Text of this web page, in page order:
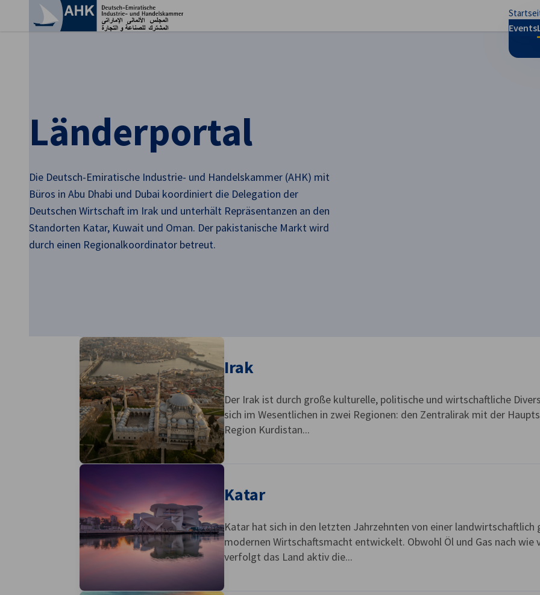
Events
German
Länderportal
Die Deutsch-Emiratische Industrie- und Handelskammer (AHK) mit
Büros in Abu Dhabi und Dubai koordiniert die Delegation der
Deutschen Wirtschaft im Irak und unterhält Repräsentanzen an den
Standorten Katar, Kuwait und Oman. Der pakistanische Markt wird
durch einen Regionalkoordinator betreut.
Irak
Der Irak ist durch große kulturelle, politische und wirtschaftliche
sich im Wesentlichen in zwei Regionen: den Zentralirak mit der
Region Kurdistan...
Katar
Katar hat sich in den letzten Jahrzehnten von einer landwirtschaftlich
modernen Wirtschaftsmacht entwickelt. Obwohl Öl und Gas nach wie
verfolgt das Land aktiv die...